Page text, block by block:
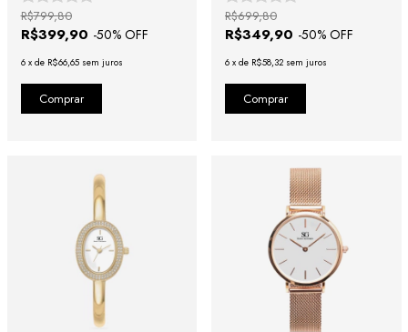
R$399,90 -50% OFF
R$799,80
6 x de R$66,65 sem juros
R$349,90 -50% OFF
R$699,80
6 x de R$58,32 sem juros